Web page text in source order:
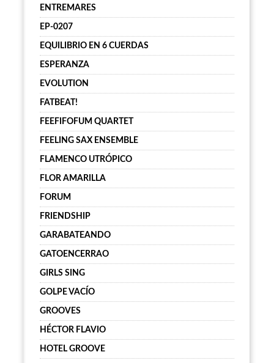
ENTREMARES
EP-0207
EQUILIBRIO EN 6 CUERDAS
ESPERANZA
EVOLUTION
FATBEAT!
FEEFIFOFUM QUARTET
FEELING SAX ENSEMBLE
FLAMENCO UTRÓPICO
FLOR AMARILLA
FORUM
FRIENDSHIP
GARABATEANDO
GATOENCERRAO
GIRLS SING
GOLPE VACÍO
GROOVES
HÉCTOR FLAVIO
HOTEL GROOVE